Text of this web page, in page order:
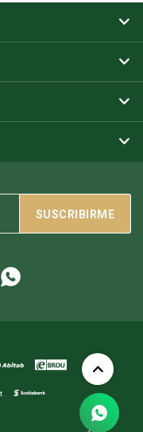
SUSCRIBIRME
